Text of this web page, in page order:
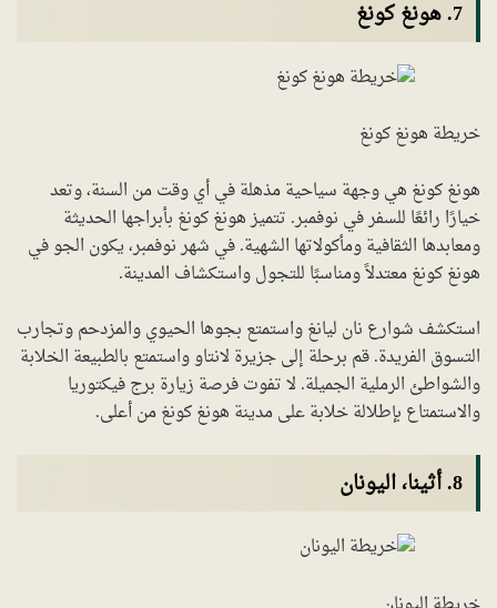
7. هونغ كونغ
خريطة هونغ كونغ
هونغ كونغ هي وجهة سياحية مذهلة في أي وقت من السنة، وتعد
خيارًا رائعًا للسفر في نوفمبر. تتميز هونغ كونغ بأبراجها الحديثة
ومعابدها الثقافية ومأكولاتها الشهية. في شهر نوفمبر، يكون الجو في
هونغ كونغ معتدلاً ومناسبًا للتجول واستكشاف المدينة.
استكشف شوارع نان ليانغ واستمتع بجوها الحيوي والمزدحم وتجارب
التسوق الفريدة. قم برحلة إلى جزيرة لانتاو واستمتع بالطبيعة الخلابة
والشواطئ الرملية الجميلة. لا تفوت فرصة زيارة برج فيكتوريا
والاستمتاع بإطلالة خلابة على مدينة هونغ كونغ من أعلى.
8. أثينا، اليونان